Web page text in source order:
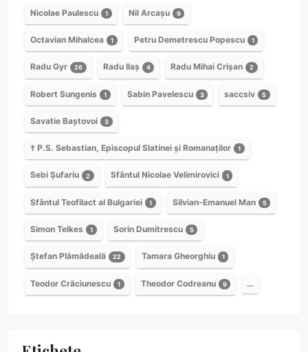
Nicolae Paulescu 1 Nil Arcașu 9
Octavian Mihalcea 1 Petru Demetrescu Popescu 1
Radu Gyr 26 Radu Ilaș 4 Radu Mihai Crișan 2
Robert Sungenis 1 Sabin Pavelescu 3 saccsiv 5
Savatie Baștovoi 3
† P.S. Sebastian, Episcopul Slatinei și Romanaților 1
Sebi Șufariu 2 Sfântul Nicolae Velimirovici 1
Sfântul Teofilact al Bulgariei 1 Silvian-Emanuel Man 5
Simon Telkes 1 Sorin Dumitrescu 5
Ștefan Plămădeală 22 Tamara Gheorghiu 1
Teodor Crăciunescu 1 Theodor Codreanu 9 …